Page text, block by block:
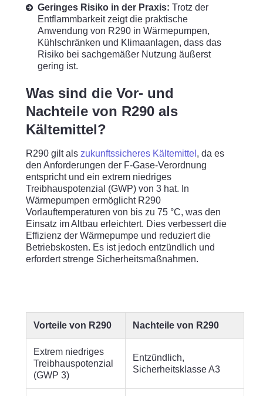
Geringes Risiko in der Praxis: Trotz der
Entflammbarkeit zeigt die praktische
Anwendung von R290 in Wärmepumpen,
Kühlschränken und Klimaanlagen, dass das
Risiko bei sachgemäßer Nutzung äußerst
gering ist.
Was sind die Vor- und
Nachteile von R290 als
Kältemittel?
R290 gilt als zukunftssicheres Kältemittel , da es
den Anforderungen der F-Gase-Verordnung
entspricht und ein extrem niedriges
Treibhauspotenzial (GWP) von 3 hat. In
Wärmepumpen ermöglicht R290
Vorlauftemperaturen von bis zu 75 °C, was den
Einsatz im Altbau erleichtert. Dies verbessert die
Effizienz der Wärmepumpe und reduziert die
Betriebskosten. Es ist jedoch entzündlich und
erfordert strenge Sicherheitsmaßnahmen.
Vorteile von R290 Nachteile von R290
Extrem niedriges
Treibhauspotenzial
(GWP 3)
Entzündlich,
Sicherheitsklasse A3